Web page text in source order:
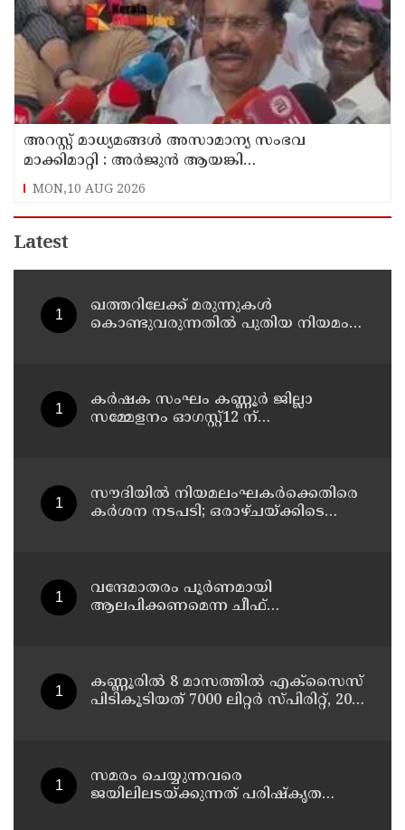
അറസ്റ്റ് മാധ്യമങ്ങൾ അസാമാന്യ സംഭവ
മാക്കിമാറ്റി : അർജുൻ ആയങ്കി
പാർട്ടിക്കാരനല്ലെന്ന് ഇപി ജയരാജൻ
MON,10 AUG 2026
Latest
ഖത്തറിലേക്ക് മരുന്നുകള്‍
കൊണ്ടുവരുന്നതില്‍ പുതിയ നിയമം;
കർഷക സംഘം കണ്ണൂർ ജില്ലാ
സമ്മേളനം ഓഗസ്റ്റ്12 ന്
ചെയ്യും
സൗദിയില്‍ നിയമലംഘകര്‍ക്കെതിരെ
കര്‍ശന നടപടി; ഒരാഴ്ചയ്ക്കിടെ
വന്ദേമാതരം പൂർണമായി
ആലപിക്കണമെന്ന ചീഫ്
കണ്ണൂരിൽ 8 മാസത്തിൽ എക്സൈസ്
പിടികൂടിയത് 7000 ലിറ്റർ സ്പിരിറ്റ്‌, 209
സമരം ചെയ്യുന്നവരെ
ജയിലിലടയ്ക്കുന്നത് പരിഷ്കൃത